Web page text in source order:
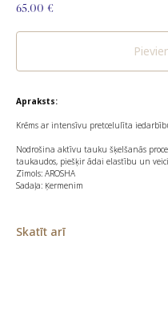
65.00 €
Apraksts:
Krēms ar intensīvu pretcelulīta
Nodrošina aktīvu tauku šķelšanās
taukaudos, piešķir ādai elastību un
Zīmols: AROSHA
Sadaļa: Ķermenim
Skatīt arī